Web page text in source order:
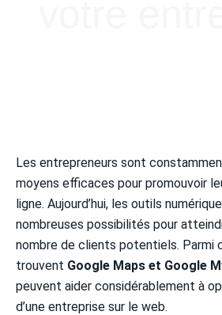
Les entrepreneurs sont
moyens efficaces pour promouvoir
ligne. Aujourd’hui, les outils
nombreuses possibilités pour
nombre de clients potentiels. Parmi
trouvent Google Maps et Google
peuvent aider considérablement à
d’une entreprise sur le web.